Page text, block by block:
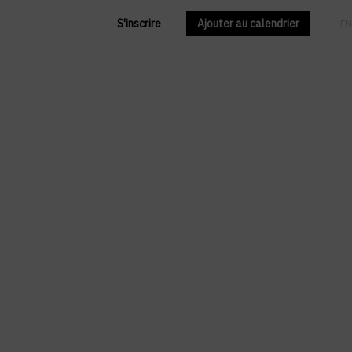
S'inscrire Ajouter au calendrier